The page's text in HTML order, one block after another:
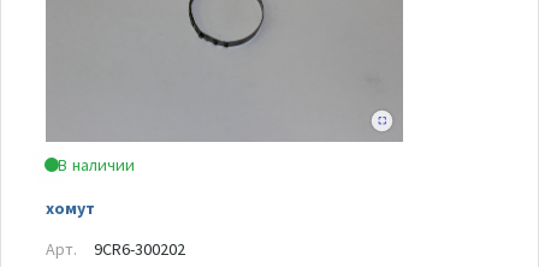
В наличии
хомут
Арт.
9CR6-300202